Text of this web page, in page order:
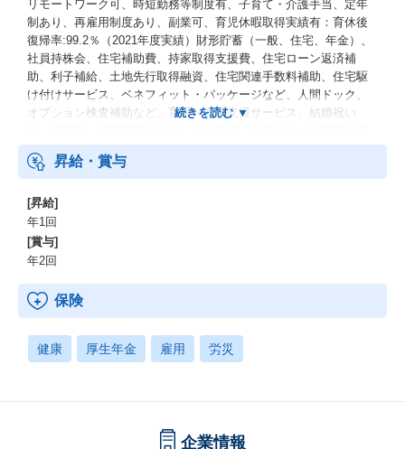
リモートワーク可、時短勤務等制度有、子育て・介護手当、定年
制あり、再雇用制度あり、副業可、育児休暇取得実績有：育休後
復帰率:99.2％（2021年度実績）財形貯蓄（一般、住宅、年金）、
社員持株会、住宅補助費、持家取得支援費、住宅ローン返済補
助、利子補給、土地先行取得融資、住宅関連手数料補助、住宅駆
け付けサービス、ベネフィット・パッケージなど、人間ドック、
オプション検査補助など、育児・介護支援サービス、結婚祝い
金、確定拠出年金）、電気通信共済会(個人年金、遺児育英基金)
昇給・賞与
[昇給]
年1回
[賞与]
年2回
保険
健康 厚生年金 雇用 労災
企業情報